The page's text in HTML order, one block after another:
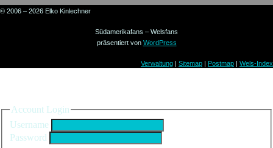
© 2006 – 2026 Elko Kinlechner
Südamerikafans – Welsfans
präsentiert von WordPress
Verwaltung | Sitemap | Postmap | Wels-Index
Account Login
Username
Password